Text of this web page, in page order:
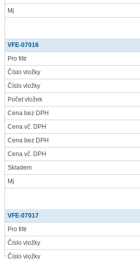
Mj
VFE-07016
Pro filtr
Číslo vložky
Číslo vložky
Počet vložek
Cena bez DPH
Cena vč. DPH
Cena bez DPH
Cena vč. DPH
Skladem
Mj
VFE-07017
Pro filtr
Číslo vložky
Číslo vložky